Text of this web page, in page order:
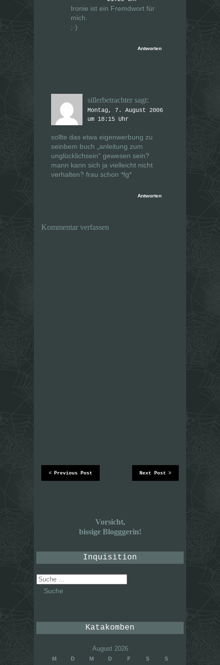
Ironie ist ein Fremdwort für
mich.
;·)
Antworten
sillerbetrachter sagt:
Montag, 7. August 2006
um 18:15 Uhr
sollte das etwa eigenwerbung zu
seinbem buch „anleitung zum
unglücklichsein“ gewesen sein?
mann kann sich ja vielleicht nicht
verhalten? frau schon *fg*
Antworten
Kommentar verfassen
Next Post
Previous Post
Vorsicht,
bissige Blogggerin!
Inquisition
Suche
nach:
Katakomben
August 2026
M D M D F S S